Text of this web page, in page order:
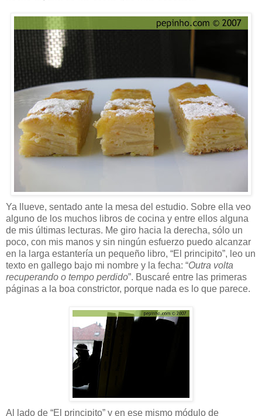
Ya llueve, sentado ante la mesa del estudio. Sobre ella veo
alguno de los muchos libros de cocina y entre ellos alguna
de mis últimas lecturas. Me giro hacia la derecha, sólo un
poco, con mis manos y sin ningún esfuerzo puedo alcanzar
en la larga estantería un pequeño libro, “El principito”, leo un
texto en gallego bajo mi nombre y la fecha: “Outra volta
recuperando o tempo perdido”. Buscaré entre las primeras
páginas a la boa constrictor, porque nada es lo que parece.
Al lado de “El principito” y en ese mismo módulo de